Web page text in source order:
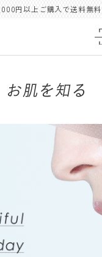
円以上ご購入で送料無料